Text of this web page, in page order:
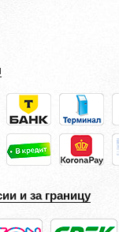
и за границу